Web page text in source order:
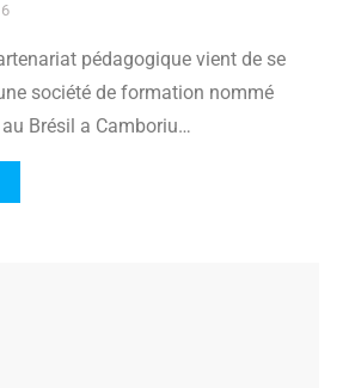
pédagogique vient de se
société de formation nommé
Brésil a Camboriu…